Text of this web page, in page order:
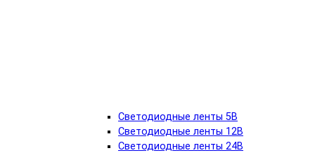
Светодиодные ленты 5В
Светодиодные ленты 12В
Светодиодные ленты 24В